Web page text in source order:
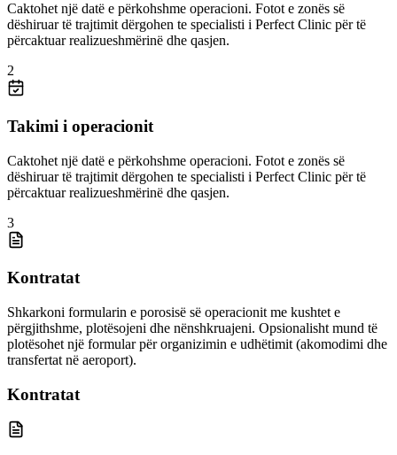
Caktohet një datë e përkohshme operacioni. Fotot e zonës së
dëshiruar të trajtimit dërgohen te specialisti i Perfect Clinic për të
përcaktuar realizueshmërinë dhe qasjen.
2
Takimi i operacionit
Caktohet një datë e përkohshme operacioni. Fotot e zonës së
dëshiruar të trajtimit dërgohen te specialisti i Perfect Clinic për të
përcaktuar realizueshmërinë dhe qasjen.
3
Kontratat
Shkarkoni formularin e porosisë së operacionit me kushtet e
përgjithshme, plotësojeni dhe nënshkruajeni. Opsionalisht mund të
plotësohet një formular për organizimin e udhëtimit (akomodimi dhe
transfertat në aeroport).
Kontratat